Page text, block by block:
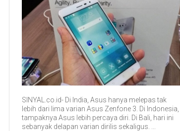
SINYAL.co.id- Di India, Asus hanya melepas tak
lebih dari lima varian Asus Zenfone 3. Di Indonesia,
tampaknya Asus lebih percaya diri. Di Bali, hari ini
sebanyak delapan varian dirilis sekaligus. ...